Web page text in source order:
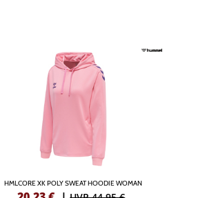
HMLCORE XK POLY SWEAT HOODIE WOMAN